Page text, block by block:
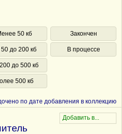
50 кб
до 200 кб
до 500 кб
500 кб
Закончен
В процессе
по дате добавления в коллекцию